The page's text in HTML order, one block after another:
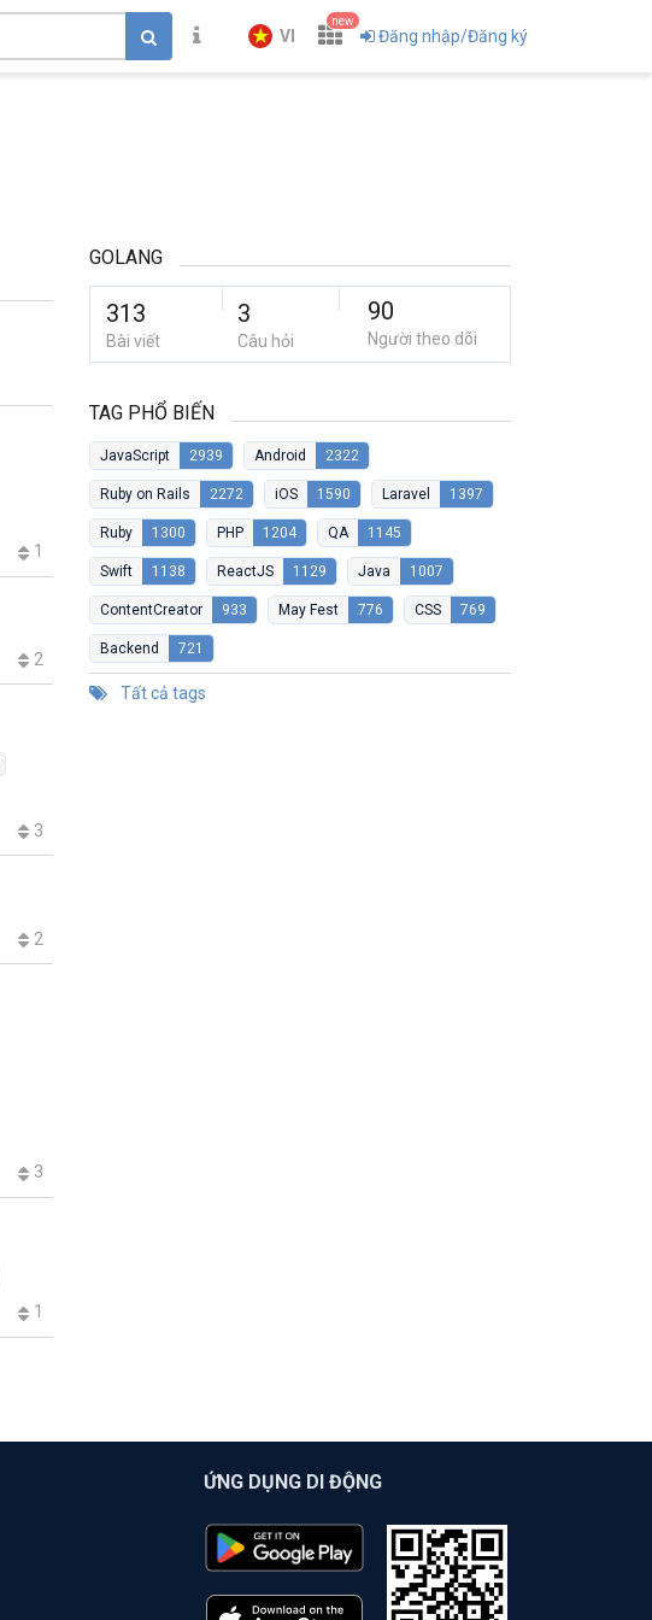
VI
new
Đăng nhập/Đăng ký
1
2
3
2
3
1
GOLANG
313
Bài viết
3
Câu hỏi
90
Người theo dõi
TAG PHỔ BIẾN
JavaScript 2939 Android 2322
Ruby on Rails 2272 iOS 1590 Laravel 1397
Ruby 1300 PHP 1204 QA 1145
Swift 1138 ReactJS 1129 Java 1007
ContentCreator 933 May Fest 776 CSS 769
Backend 721
Tất cả tags
ỨNG DỤNG DI ĐỘNG